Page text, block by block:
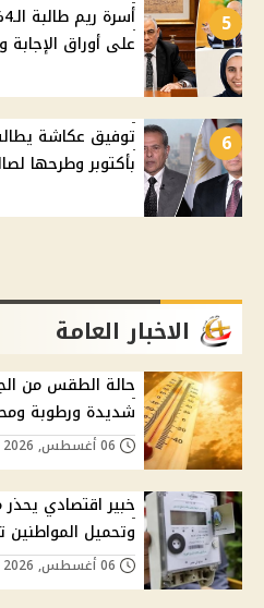
5
على أوراق
6
بأكتوبر وطرحها
الاخبار العامة
حالة الطقس من
شديدة ورطوبة
خبير اقتصادي
وتحميل المواطنين